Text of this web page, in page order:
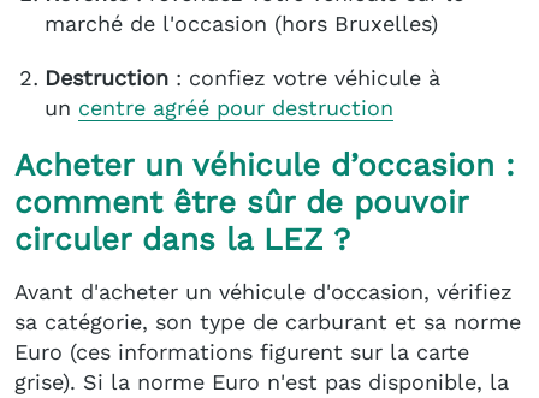
marché de l'occasion (hors Bruxelles)
Destruction : confiez votre véhicule à
un centre agréé pour destruction
Acheter un véhicule d’occasion :
comment être sûr de pouvoir
circuler dans la LEZ ?
Avant d'acheter un véhicule d'occasion, vérifiez
sa catégorie, son type de carburant et sa norme
Euro (ces informations figurent sur la carte
grise). Si la norme Euro n'est pas disponible, la